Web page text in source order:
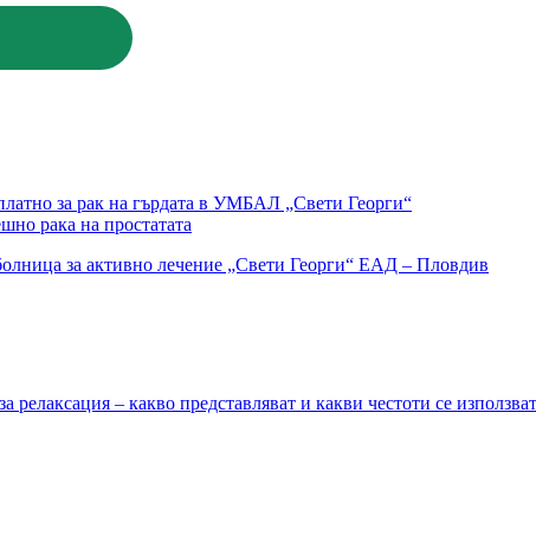
за рак на гърдата в УМБАЛ „Свети Георги“
рака на простатата
релаксация – какво представляват и какви честоти се използват